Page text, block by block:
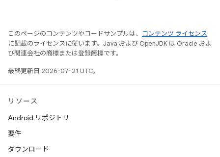
このページのコンテンツやコードサンプルは、
コンテンツ ライセンス
に記載のライセンスに従います。Java および OpenJDK は Oracle およ
び関連会社の商標または登録商標です。
最終更新日 2026-07-21 UTC。
リソース
Android リポジトリ
要件
ダウンロード